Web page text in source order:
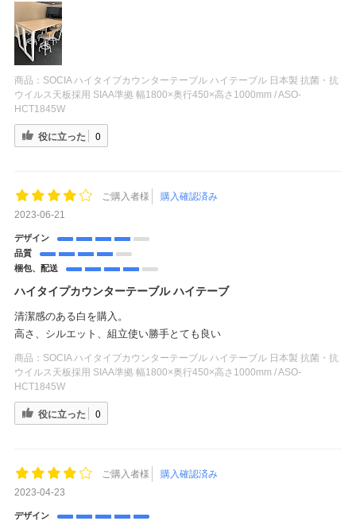
商品： SOCIA ハイタイプカウンターテーブル ハイテーブル 日本製 抗菌・抗
ウイルス天板採用 SIAA準拠 幅1800×奥行450×高さ1000mm / ASO-
HCT1845W
役に立った 0
ご購入者様
購入確認済み
2023-06-21
デザイン
品質
梱包、配送
ハイタイプカウンターテーブル ハイテーブ
清潔感のある白を購入。
高さ、シルエット、組立使い勝手とても良い
商品： SOCIA ハイタイプカウンターテーブル ハイテーブル 日本製 抗菌・抗
ウイルス天板採用 SIAA準拠 幅1800×奥行450×高さ1000mm / ASO-
HCT1845W
役に立った 0
ご購入者様
購入確認済み
2023-04-23
デザイン